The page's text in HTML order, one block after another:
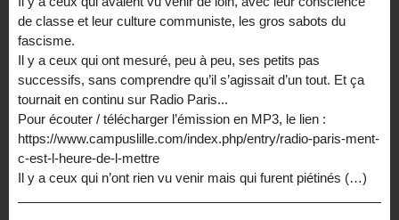
de classe et leur culture communiste, les gros sabots du
fascisme.
Il y a ceux qui ont mesuré, peu à peu, ses petits pas
successifs, sans comprendre qu’il s’agissait d’un tout. Et ça
tournait en continu sur Radio Paris...
Pour écouter / télécharger l’émission en MP3, le lien :
https://www.campuslille.com/index.php/entry/radio-paris-ment-
c-est-l-heure-de-l-mettre
Il y a ceux qui n’ont rien vu venir mais qui furent piétinés (…)